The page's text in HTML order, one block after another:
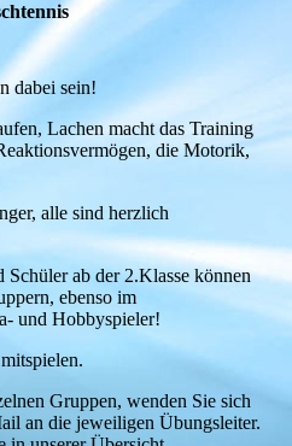
dabei sein!
Lachen macht das Training
die Motorik,
alle sind herzlich
Schüler ab der 2.Klasse können
ebenso im
und Hobbyspieler!
Gruppen, wenden Sie sich
an die jeweiligen Übungsleiter.